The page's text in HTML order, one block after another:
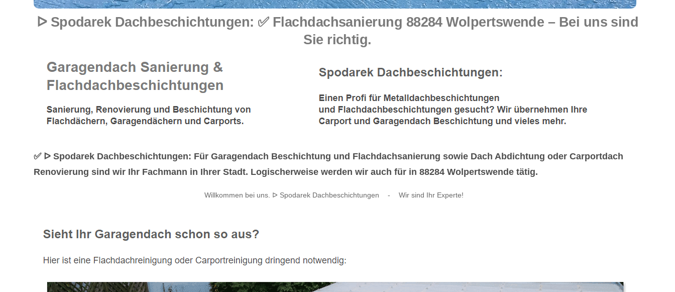
ᐅ Spodarek Dachbeschichtungen: ✅ Flachdachsanierung 88284 Wolpertswende – Bei uns sind
Sie richtig.
✅ ᐅ Spodarek Dachbeschichtungen: Für Garagendach Beschichtung und Flachdachsanierung sowie Dach Abdichtung oder Carportdach
Renovierung sind wir Ihr Fachmann in Ihrer Stadt. Logischerweise werden wir auch für in 88284 Wolpertswende tätig.
Willkommen bei uns. ᐅ Spodarek Dachbeschichtungen - Wir sind Ihr Experte!